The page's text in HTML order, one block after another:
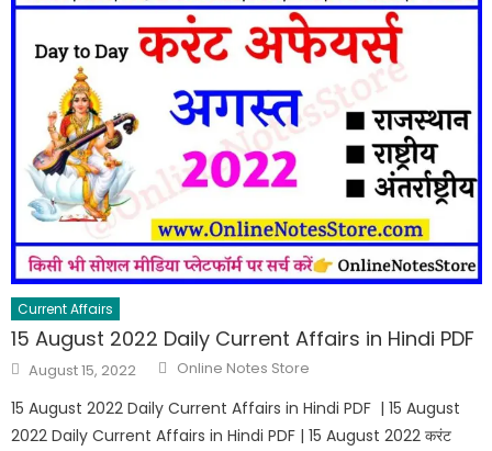
Current Affairs
15 August 2022 Daily Current Affairs in Hindi PDF
August 15, 2022 Online Notes Store
15 August 2022 Daily Current Affairs in Hindi PDF | 15 August
2022 Daily Current Affairs in Hindi PDF | 15 August 2022 करंट